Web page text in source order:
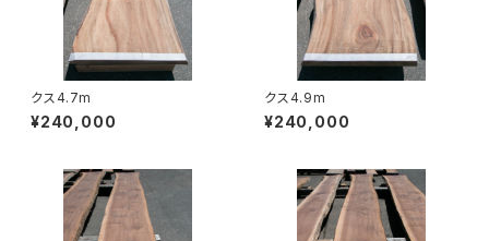
クス4.7m
¥240,000
クス4.9m
¥240,000